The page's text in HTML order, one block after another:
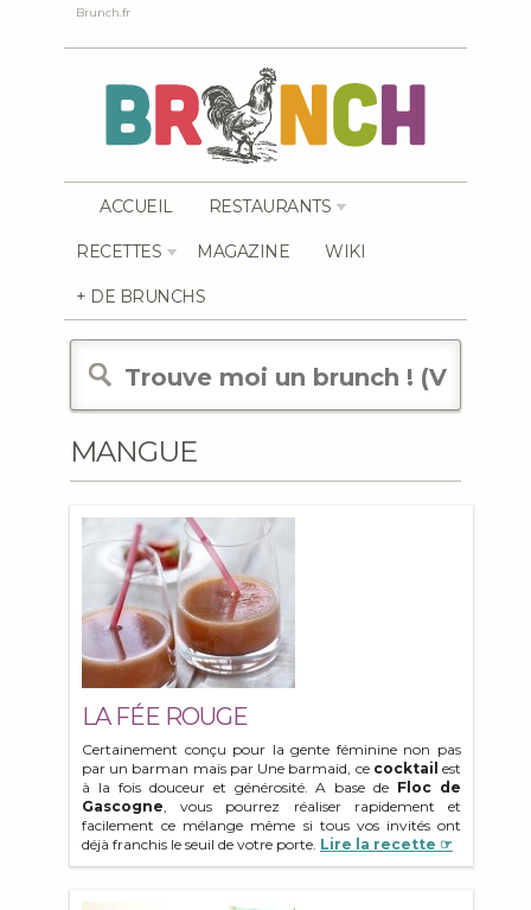
Brunch.fr
ACCUEIL RESTAURANTS
RECETTES MAGAZINE WIKI
+ DE BRUNCHS
MANGUE
LA FÉE ROUGE
Certainement conçu pour la gente féminine non pas
par un barman mais par Une barmaid, ce cocktail est
à la fois douceur et générosité. A base de Floc de
Gascogne, vous pourrez réaliser rapidement et
facilement ce mélange même si tous vos invités ont
déjà franchis le seuil de votre porte. Lire la recette ☞